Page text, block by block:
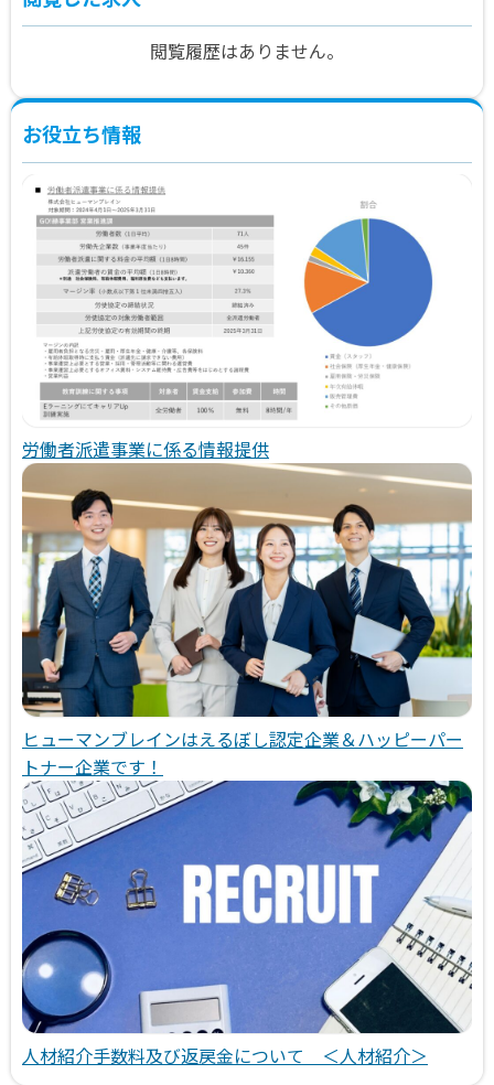
閲覧履歴はありません。
お役立ち情報
労働者派遣事業に係る情報提供
ヒューマンブレインはえるぼし認定企業＆ハッピーパー
トナー企業です！
人材紹介手数料及び返戻金について ＜人材紹介＞